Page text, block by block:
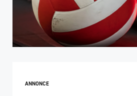
ANNONCE